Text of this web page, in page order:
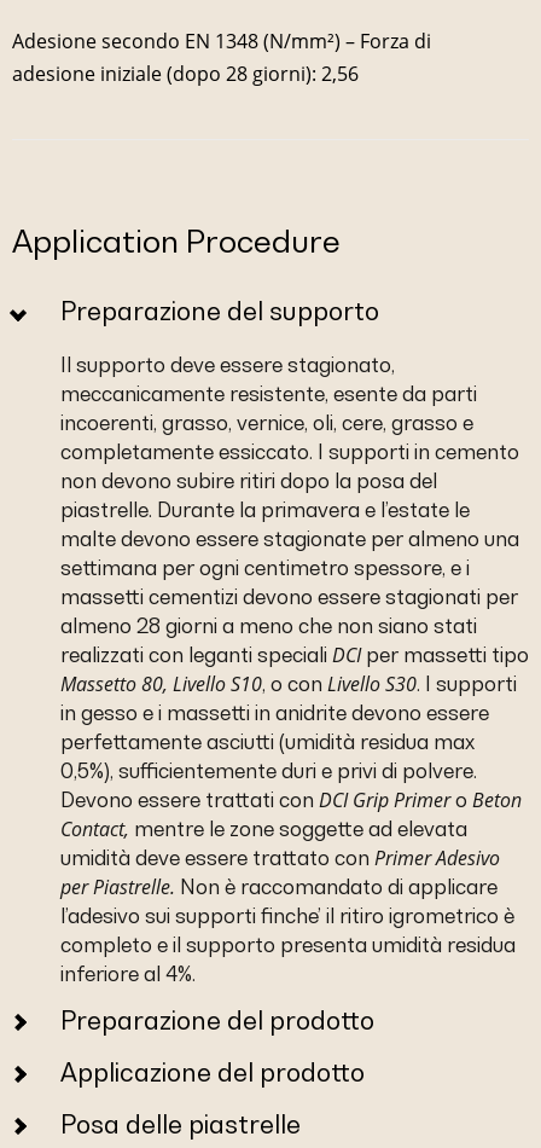
Adesione secondo EN 1348 (N/mm²) – Forza di
adesione iniziale (dopo 28 giorni): 2,56
Application Procedure
Preparazione del supporto
Il supporto deve essere stagionato,
meccanicamente resistente, esente da parti
incoerenti, grasso, vernice, oli, cere, grasso e
completamente essiccato. I supporti in cemento
non devono subire ritiri dopo la posa del
piastrelle. Durante la primavera e l’estate le
malte devono essere stagionate per almeno una
settimana per ogni centimetro spessore, e i
massetti cementizi devono essere stagionati per
almeno 28 giorni a meno che non siano stati
realizzati con leganti speciali DCIper massetti tipo
Massetto 80, Livello S10, o con Livello S30. I supporti
in gesso e i massetti in anidrite devono essere
perfettamente asciutti (umidità residua max
0,5%), sufficientemente duri e privi di polvere.
Devono essere trattati con DCI Grip Primero Beton
Contact, mentre le zone soggette ad elevata
umidità deve essere trattato con Primer Adesivo
per Piastrelle. Non è raccomandato di applicare
l’adesivo sui supporti finche’ il ritiro igrometrico è
completo e il supporto presenta umidità residua
inferiore al 4%.
Preparazione del prodotto
Applicazione del prodotto
Posa delle piastrelle